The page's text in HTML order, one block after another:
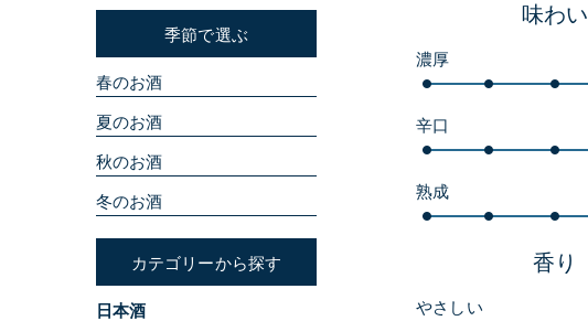
味わい
濃厚
辛口
熟成
香り
やさしい
季節で選ぶ
春のお酒
夏のお酒
秋のお酒
冬のお酒
カテゴリーから探す
日本酒